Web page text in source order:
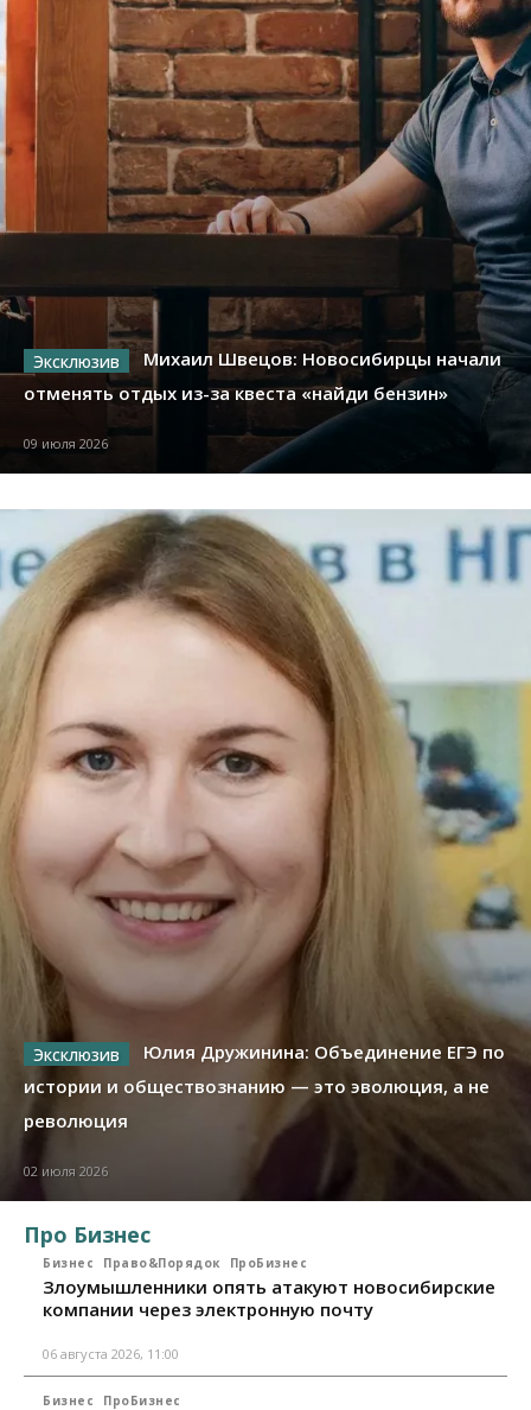
Михаил Швецов: Новосибирцы начали
отменять отдых из-за квеста «найди бензин»
09 июля 2026
Юлия Дружинина: Объединение ЕГЭ по
истории и обществознанию — это эволюция, а не
революция
02 июля 2026
Про Бизнес
Бизнес Право&Порядок ПроБизнес
Злоумышленники опять атакуют новосибирские
компании через электронную почту
06 августа 2026, 11:00
Бизнес ПроБизнес